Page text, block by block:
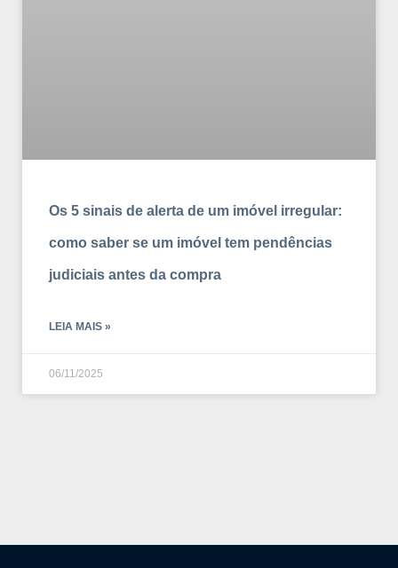
Os 5 sinais de alerta de um imóvel irregular:
como saber se um imóvel tem pendências
judiciais antes da compra
LEIA MAIS »
06/11/2025